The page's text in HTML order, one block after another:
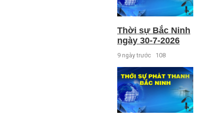
Thời sự Bắc Ninh
ngày 30-7-2026
9 ngày trước 108